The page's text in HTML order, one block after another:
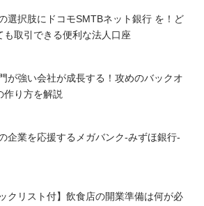
選択肢にドコモSMTBネット銀行 を！ど
も取引できる便利な法人口座
が強い会社が成長する！攻めのバックオ
作り方を解説
企業を応援するメガバンク-みずほ銀行-
ックリスト付】飲食店の開業準備は何が必